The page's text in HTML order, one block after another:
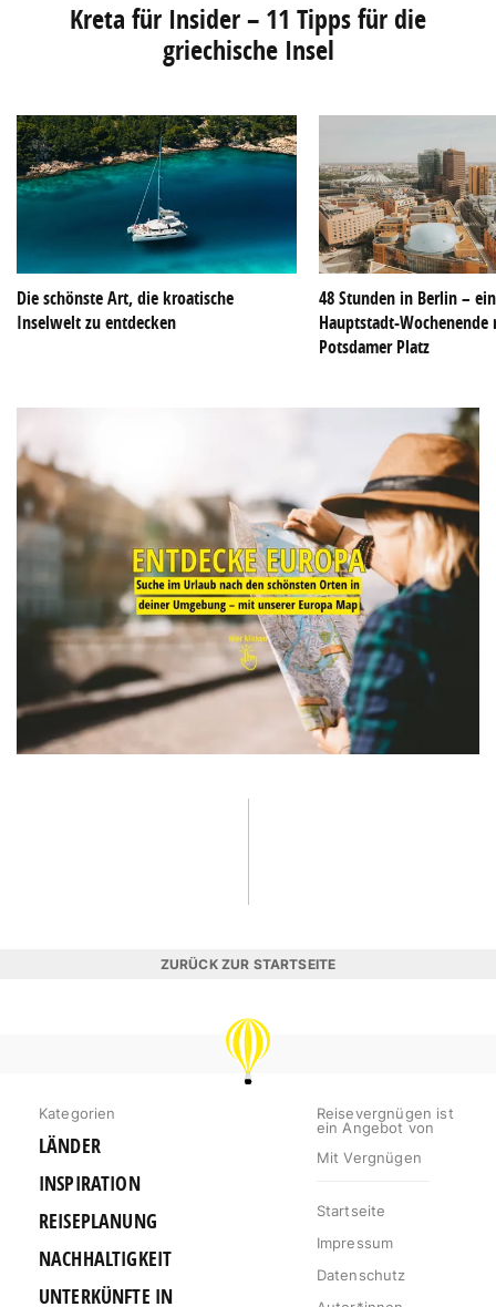
Kreta für Insider – 11 Tipps für die
griechische Insel
Die schönste Art, die kroatische
Inselwelt zu entdecken
48 Stunden in Berlin –
Hauptstadt-
Potsdamer Platz
ZURÜCK ZUR STARTSEITE
REISEVERGNÜGEN
Kategorien
LÄNDER
INSPIRATION
REISEPLANUNG
NACHHALTIGKEIT
UNTERKÜNFTE IN
Reisevergnügen ist
ein Angebot von
Mit Vergnügen
Startseite
Impressum
Datenschutz